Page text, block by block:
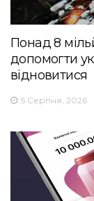
Понад 8
допомогти
відновитися
5 Серпня, 2026